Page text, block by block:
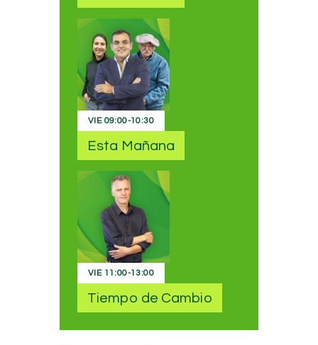
VIE 09:00-10:30
Esta Mañana
VIE 11:00-13:00
Tiempo de Cambio